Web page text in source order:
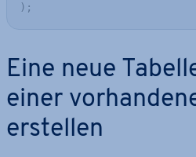
) ;
Eine neue
einer
erstellen